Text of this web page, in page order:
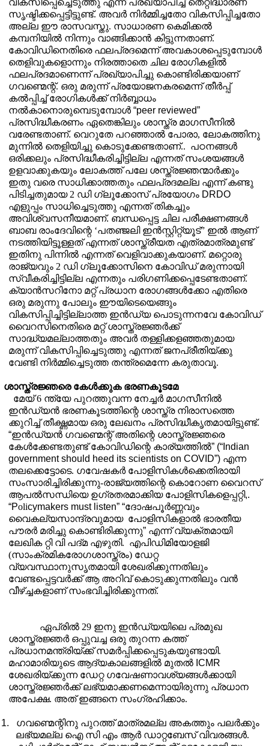
സൃഷ്ടിക്കപ്പെട്ടിട്ടുണ്ട്. അവർ നിർമ്മിച്ചതോ വികസിപ്പിച്ചതോ
അല്ല ഈ രാസവസ്തു. സാധാരണ കെമിക്കൽ
കമ്പനിയിൽ നിന്നും വാങ്ങിക്കാൻ കിട്ടുന്നതാണ്.
കോവിഡിനെതിരെ ഫലപ്രദമെന്ന് അവകാശപ്പെടുമ്പോൾ
തെളിവുകളൊന്നും നിരത്താതെ ചില രോഗികളിൽ
ഫലപ്രദമാണെന്ന് പ്രഖ്യാപിച്ചു കൊണ്ടിരിക്കയാണ്
ഗവണ്മെന്റ്. ഒരു മരുന്ന് പ്രയോജനകരമെന്ന് തീർപ്പ്
കൽപ്പിച്ച് രോഗികൾക്ക് നിർബ്ബാധം
നൽകാനൊരുമ്പെടുമ്പോൾ “peer reviewed”
പ്രസിദ്ധീകരണം ഏതെങ്കിലും ശാസ്ത്ര മാഗസീനിൽ
വരേണ്ടതാണ്. വെറുതേ പറഞ്ഞാൽ പോരാ, ലോകത്തിനു
മുന്നിൽ തെളിയിച്ചു കൊടുക്കേണ്ടതാണ്.. പഠനങ്ങൾ
ഒരിക്കലും പ്രസിദ്ധീകരിച്ചിട്ടില്ല എന്നത് സംശയങ്ങൾ
ഉളവാക്കുകയും ലോകത്ത് പലേ ശസ്ത്രജ്ഞന്മാർക്കും
ഇതു വരെ സാധിക്കാത്തതും ഫലപ്രദമല്ല എന്ന് കണ്ടു
പിടിച്ചതുമായ 2 ഡി ഗ്ലൂക്കോസ് പ്രയോഗം DRDO
എളുപ്പം സാധിച്ചെടുത്തു എന്നത് തികച്ചും
അവിശ്വസനീയമാണ്. ബന്ധപ്പെട്ട ചില പരീക്ഷണങ്ങൾ
ബാബ രാംദേവിന്റെ ‘പതഞ്ജലി ഇൻസ്റ്റിറ്റ്യൂട്” ഇൽ ആണ്
നടത്തിയിട്ടൂള്ളത് എന്നത് ശാസ്ത്രീയത എത്രമാത്രമുണ്ട്
ഇതിനു പിന്നിൽ എന്നത് വെളിവാക്കുകയാണ്. മറ്റൊരു
രാജ്യവും 2 ഡി ഗ്ലൂക്കോസിനെ കോവിഡ് മരുന്നായി
സ്വീകരിച്ചിട്ടില്ല എന്നതും പരിഗണിക്കപ്പെടേണ്ടതാണ്.
ക്യാൻസറിനോ മറ്റ് പ്രധാന രോഗങ്ങൾക്കോ എതിരെ
ഒരു മരുന്നു പോലും ഈയിടെയെങ്ങും
വികസിപ്പിച്ചിട്ടില്ലാത്ത ഇൻഡ്യ പൊടുന്നനവേ കോവിഡ്
വൈറസിനെതിരെ മറ്റ് ശാസ്ത്രജ്ഞർക്ക്
സാദ്ധ്യമല്ലാത്തതും അവർ തള്ളിക്കളഞ്ഞതുമായ
മരുന്ന് വികസിപ്പിച്ചെടുത്തു എന്നത് ജനപ്രീതിയ്ക്കു
വേണ്ടി നിർമ്മിച്ചെടുത്ത തന്ത്രമെന്നേ കരുതാവൂ.
ശാസ്ത്രജ്ഞരെ കേൾക്കുക ഭരണകൂടമേ
മേയ് 6 ന്ത്യേ പുറത്തുവന്ന നേച്ചർ മാഗസീനിൽ
ഇൻഡ്യൻ ഭരണകൂടത്തിന്റെ ശാസ്ത്ര നിരാസത്തെ
ക്കുറിച്ച് തീക്ഷ്ണമായ ഒരു ലേഖനം പ്രസിദ്ധീകൃതമായിട്ടുണ്ട്.
“ഇൻഡ്യൻ ഗവണ്മെന്റ്അതിന്റെ ശാസ്ത്രജ്ഞരെ
കേൾക്കേണ്ടതുണ്ട് കോവിഡിന്റെ കാര്യത്തിൽ” (“Indian
government should heed its scientists on COVID”) എന്ന
തലക്കെട്ടോടെ. ഗവേഷകർ പോളിസികൾക്കെതിരായി
സംസാരിച്ചിരിക്കുന്നു-രാജ്യത്തിന്റെ കൊറോണ വൈറസ്
ആപൽസന്ധിയെ ഉഗ്രതരമാക്കിയ പോളിസികളെപ്പറ്റി,.
“Policymakers must listen” “ദോഷപൂർണ്ണവും
വൈകല്യസാന്ദ്രവുമായ പോളിസികളാൽ ഭാരതീയ
പൗരർ മരിച്ചു കൊണ്ടിരിക്കുന്നു” എന്ന് വ്യക്തമായി
ലേഖിക റ്റി വി പദ്മ എഴുതി. എപിഡിമിയോളജി
(സാംക്രമികരോഗശാസ്ത്രം) ഡേറ്റ
വ്യവസ്ഥാനുസൃതമായി ശേഖരിക്കുന്നതിലും
വേണ്ടപ്പെട്ടവർക്ക് ആ അറിവ് കൊടുക്കുന്നതിലും വൻ
വീഴ്ച്ചകളാണ് സംഭവിച്ചിരിക്കുന്നത്.
ഏപ്രിൽ 29 ഇനു ഇൻഡ്യയിലെ പ്രമുഖ
ശാസ്ത്രജ്ഞർ ഒപ്പുവച്ച ഒരു തുറന്ന കത്ത്
പ്രധാനമന്ത്രിയ്ക്ക് സമർപ്പിക്കപ്പെടുകയുണ്ടായി.
മഹാമാരിയുടെ ആദ്യകാലങ്ങളിൽ മുതൽ ICMR
ശേഖരിയ്ക്കുന്ന ഡേറ്റ ഗവേഷണാവശ്യങ്ങൾക്കായി
ശാസ്ത്രജ്ഞർക്ക് ലഭ്യമാക്കണമെന്നായിരുന്നു പ്രധാന
അപേക്ഷ. അത് ഇങ്ങനെ സംഗ്രഹിക്കാം.
1.
ഗവണ്മെന്റിനു പുറത്ത് മാത്രമല്ല അകത്തും പലർക്കും
ലഭ്യമല്ല ഐ സി എം ആർ ഡാറ്റബേസ് വിവരങ്ങൾ.